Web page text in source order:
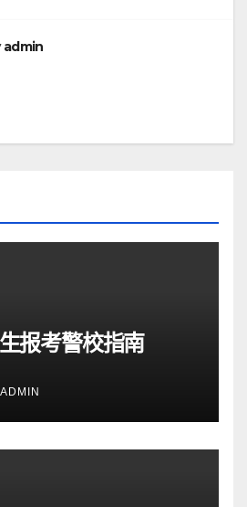
admin
报考警校指南
ADMIN